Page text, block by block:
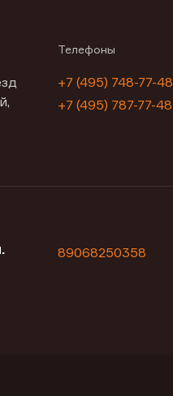
Телефоны
+7 (495) 748-77-48
+7 (495) 787-77-48
89068250358